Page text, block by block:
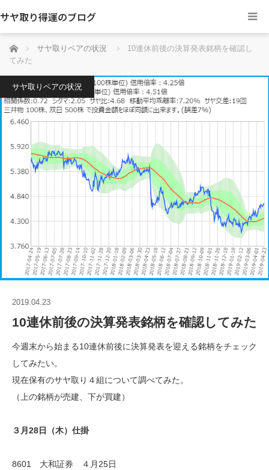
サヤ取り得運のブログ
ホーム サヤ取りペアの状況
10連休前後の決算発表銘柄を確認し
てみた
サヤ取りペアの状況
2019.04.23
10連休前後の決算発表銘柄を確認してみた
今週末から始まる10連休前後に決算発表を迎える銘柄をチェック
してみたい。
現在保有のサヤ取り４組について調べてみた。
（上の銘柄が売建、下が買建）
３月28日（木）仕掛
8601 大和証券 ４月25日